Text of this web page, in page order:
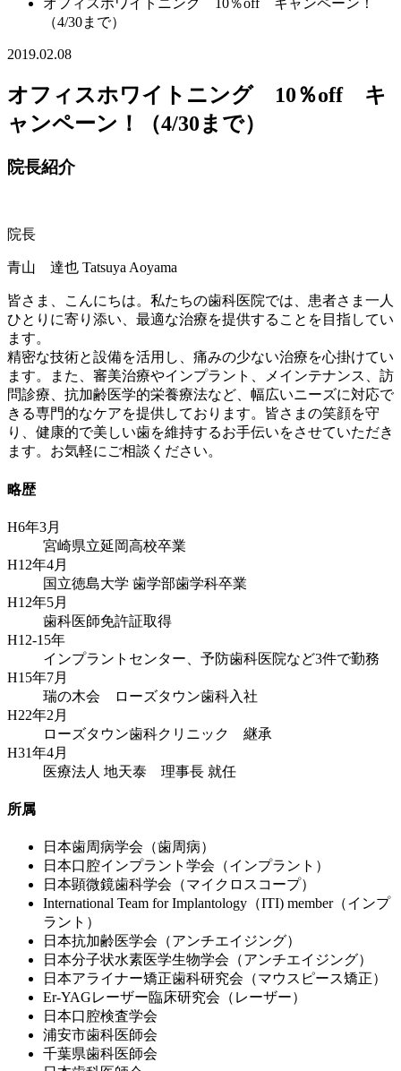
（4/30まで）
2019.02.08
オフィスホワイトニング 10％off キ
ャンペーン！（4/30まで）
院長紹介
院長
青山 達也 Tatsuya Aoyama
皆さま、こんにちは。私たちの歯科医院では、患者さま一人
ひとりに寄り添い、最適な治療を提供することを目指してい
ます。
精密な技術と設備を活用し、痛みの少ない治療を心掛けてい
ます。また、審美治療やインプラント、メインテナンス、訪
問診療、抗加齢医学的栄養療法など、幅広いニーズに対応で
きる専門的なケアを提供しております。皆さまの笑顔を守
り、健康的で美しい歯を維持するお手伝いをさせていただき
ます。お気軽にご相談ください。
略歴
H6年3月
宮崎県立延岡高校卒業
H12年4月
国立徳島大学 歯学部歯学科卒業
H12年5月
歯科医師免許証取得
H12-15年
インプラントセンター、予防歯科医院など3件で勤務
H15年7月
瑞の木会 ローズタウン歯科入社
H22年2月
ローズタウン歯科クリニック 継承
H31年4月
医療法人 地天泰 理事長 就任
所属
日本歯周病学会（歯周病）
日本口腔インプラント学会（インプラント）
日本顕微鏡歯科学会（マイクロスコープ）
International Team for Implantology（ITI) member（インプ
ラント）
日本抗加齢医学会（アンチエイジング）
日本分子状水素医学生物学会（アンチエイジング）
日本アライナー矯正歯科研究会（マウスピース矯正）
Er-YAGレーザー臨床研究会（レーザー）
日本口腔検査学会
浦安市歯科医師会
千葉県歯科医師会